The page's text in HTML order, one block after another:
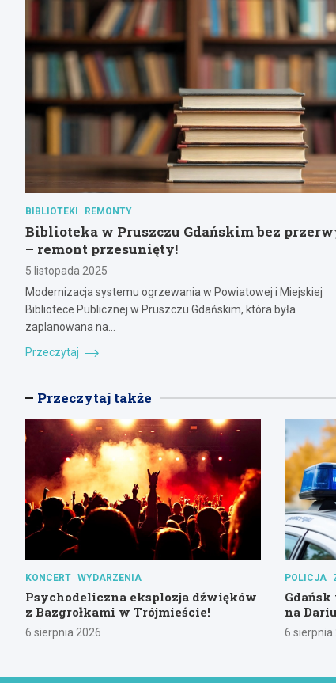
BIBLIOTEKI REMONTY
Biblioteka w Pruszczu Gdańskim bez
– remont przesunięty!
5 listopada 2025
Modernizacja systemu ogrzewania w Powiatowej i Miejskiej
Bibliotece Publicznej w Pruszczu Gdańskim, która była
zaplanowana na…
Przeczytaj
Przeczytaj także
KONCERT WYDARZENIA
Psychodeliczna eksplozja dźwięków
z Bazgrołkami w Trójmieście!
6 sierpnia 2026
POLICJA
na
6 sierpnia